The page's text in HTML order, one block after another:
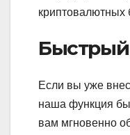
криптовалютных
Если вы уже
наша функция
вам мгновенно